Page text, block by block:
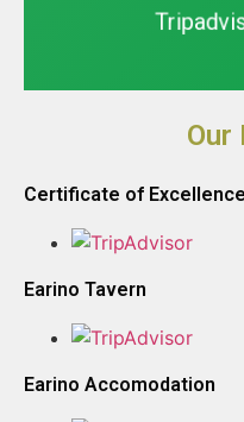
Our
Certificate of Excellence
Earino Tavern
Earino Accomodation